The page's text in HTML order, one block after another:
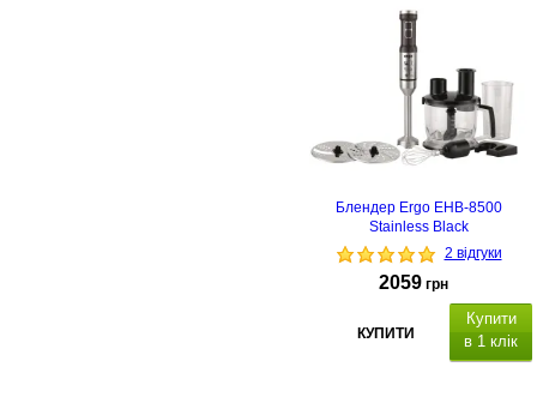
місяці.
Блендер Ergo EHB-8500
Stainless Black
2 відгуки
2059 грн
КУПИТИ
Купити
в 1 клік